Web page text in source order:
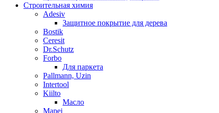
Строительная химия
Adesiv
Защитное покрытие для дерева
Bostik
Ceresit
Dr.Schutz
Forbo
Для паркета
Pallmann, Uzin
Intertool
Kiilto
Масло
Mapei